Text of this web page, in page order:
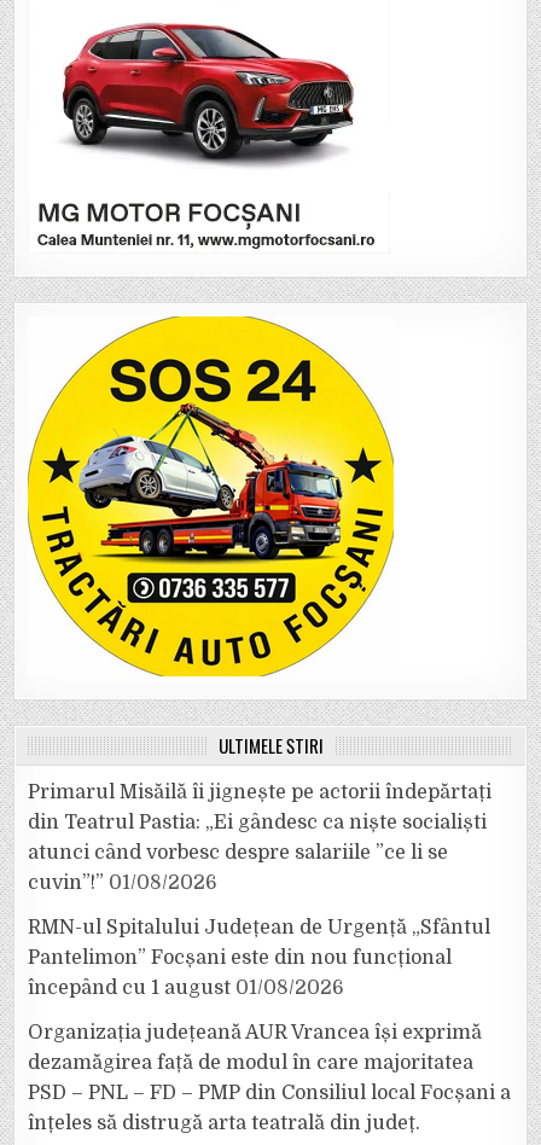
ULTIMELE ȘTIRI
Primarul Misăilă îi jignește pe actorii îndepărtați
din Teatrul Pastia: „Ei gândesc ca niște socialiști
atunci când vorbesc despre salariile ”ce li se
cuvin”!” 01/08/2026
RMN-ul Spitalului Județean de Urgență „Sfântul
Pantelimon” Focșani este din nou funcțional
începând cu 1 august 01/08/2026
Organizația județeană AUR Vrancea își exprimă
dezamăgirea față de modul în care majoritatea
PSD – PNL – FD – PMP din Consiliul local Focșani a
înțeles să distrugă arta teatrală din județ.